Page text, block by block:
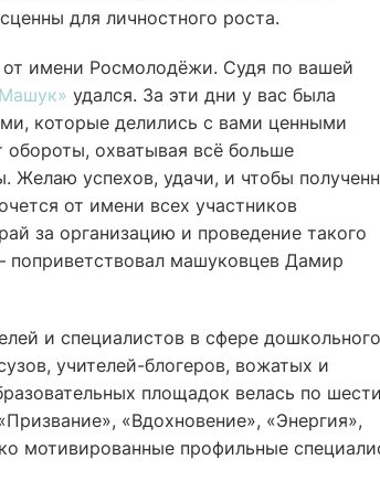
для личностного роста.
от имени Росмолодёжи. Судя по вашей
удался. За эти дни у вас была
которые делились с вами ценными
охватывая всё больше
Желаю успехов, удачи, и чтобы
от имени всех участников
за организацию и проведение такого
поприветствовал машуковцев Дамир
и специалистов в сфере дошкольного
учителей-блогеров, вожатых и
площадок велась по шести
«Вдохновение», «Энергия»,
мотивированные профильные